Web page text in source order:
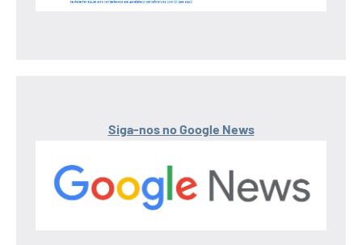
Siga-nos no Google News